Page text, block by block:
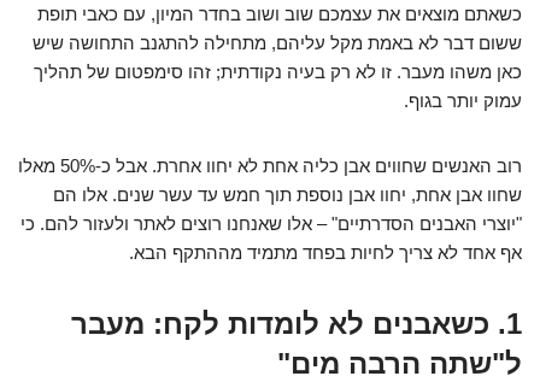
כשאתם מוצאים את עצמכם שוב ושוב בחדר המיון, עם כאבי תופת
ששום דבר לא באמת מקל עליהם, מתחילה להתגנב התחושה שיש
כאן משהו מעבר. זו לא רק בעיה נקודתית; זהו סימפטום של תהליך
עמוק יותר בגוף.
רוב האנשים שחווים אבן כליה אחת לא יחוו אחרת. אבל כ-50% מאלו
שחוו אבן אחת, יחוו אבן נוספת תוך חמש עד עשר שנים. אלו הם
"יוצרי האבנים הסדרתיים" – אלו שאנחנו רוצים לאתר ולעזור להם. כי
אף אחד לא צריך לחיות בפחד מתמיד מההתקף הבא.
1. כשאבנים לא לומדות לקח: מעבר
ל"שתה הרבה מים"